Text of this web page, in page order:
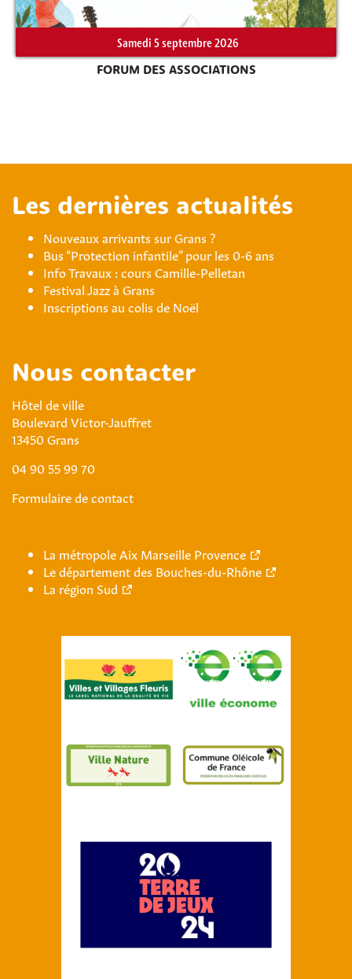
Samedi 5 septembre 2026
FORUM DES ASSOCIATIONS
Les dernières actualités
Nouveaux arrivants sur Grans ?
Bus “Protection infantile” pour les 0-6 ans
Info Travaux : cours Camille-Pelletan
Festival Jazz à Grans
Inscriptions au colis de Noël
Nous contacter
Hôtel de ville
Boulevard Victor-Jauffret
13450 Grans
04 90 55 99 70
Formulaire de contact
La métropole Aix Marseille Provence
Le département des Bouches-du-Rhône
La région Sud